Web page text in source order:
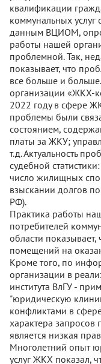
квалификации
коммунальных услуг
данным ВЦИОМ,
работы нашей
проблемной. Так,
показывает, что
все больше и
организации «ЖКХ-
2022 году в сфере
проблемы были
состоянием,
платы за ЖКУ;
т.д. Актуальность
судебной
число жилищных
взыскании долгов
РФ).
Практика работы
потребителей
области показывает,
помещений на
Кроме того, по
организации в
института ВлГУ -
"юридическую
конфликтами в
характера
является низкая
Многолетний опыт
услуг ЖКХ показал,